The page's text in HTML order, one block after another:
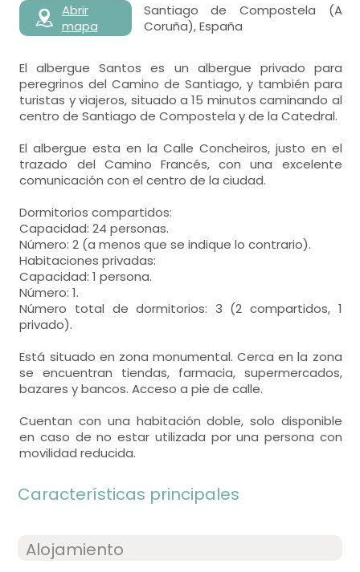
Abrir
mapa
Santiago de Compostela (A
Coruña), España
El albergue Santos es un albergue privado para
peregrinos del Camino de Santiago, y también para
turistas y viajeros, situado a 15 minutos caminando al
centro de Santiago de Compostela y de la Catedral.
El albergue esta en la Calle Concheiros, justo en el
trazado del Camino Francés, con una excelente
comunicación con el centro de la ciudad.
Dormitorios compartidos:
Capacidad: 24 personas.
Número: 2 (a menos que se indique lo contrario).
Habitaciones privadas:
Capacidad: 1 persona.
Número: 1.
Número total de dormitorios: 3 (2 compartidos, 1
privado).
Está situado en zona monumental. Cerca en la zona
se encuentran tiendas, farmacia, supermercados,
bazares y bancos. Acceso a pie de calle.
Cuentan con una habitación doble, solo disponible
en caso de no estar utilizada por una persona con
movilidad reducida.
Características principales
Alojamiento